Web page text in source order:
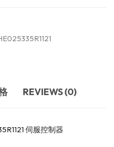
REVIEWS (0)
伺服控制器